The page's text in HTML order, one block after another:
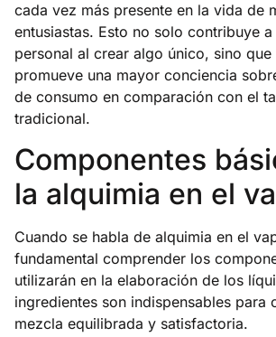
cada vez más presente en la vida de
entusiastas. Esto no solo contribuye
personal al crear algo único, sino que
promueve una mayor conciencia
de consumo en comparación con el
tradicional.
Componentes
la alquimia en el
Cuando se habla de alquimia en el
fundamental comprender los
utilizarán en la elaboración de los
ingredientes son indispensables para
mezcla equilibrada y satisfactoria.